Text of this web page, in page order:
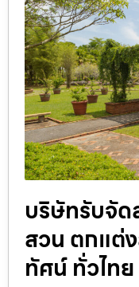
บริษัทรับจั
สวน ตกแต่
ทัศน์ ทั่วไทย